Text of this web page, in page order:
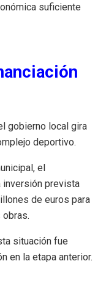
suficiente
gobierno local gira
deportivo.
el
inversión prevista
de euros para
situación fue
en la etapa anterior.